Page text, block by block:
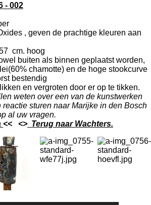
- 002
, geven de prachtige kleuren aan
cm. hoog
buiten als binnen geplaatst worden,
chamotte) en de hoge stookcurve
bestendig
en vergroten door er op te tikken.
weten over een van de kunstwerken
sturen naar Marijke in den Bosch
al uw vragen.
<< <> Terug naar Wachters.